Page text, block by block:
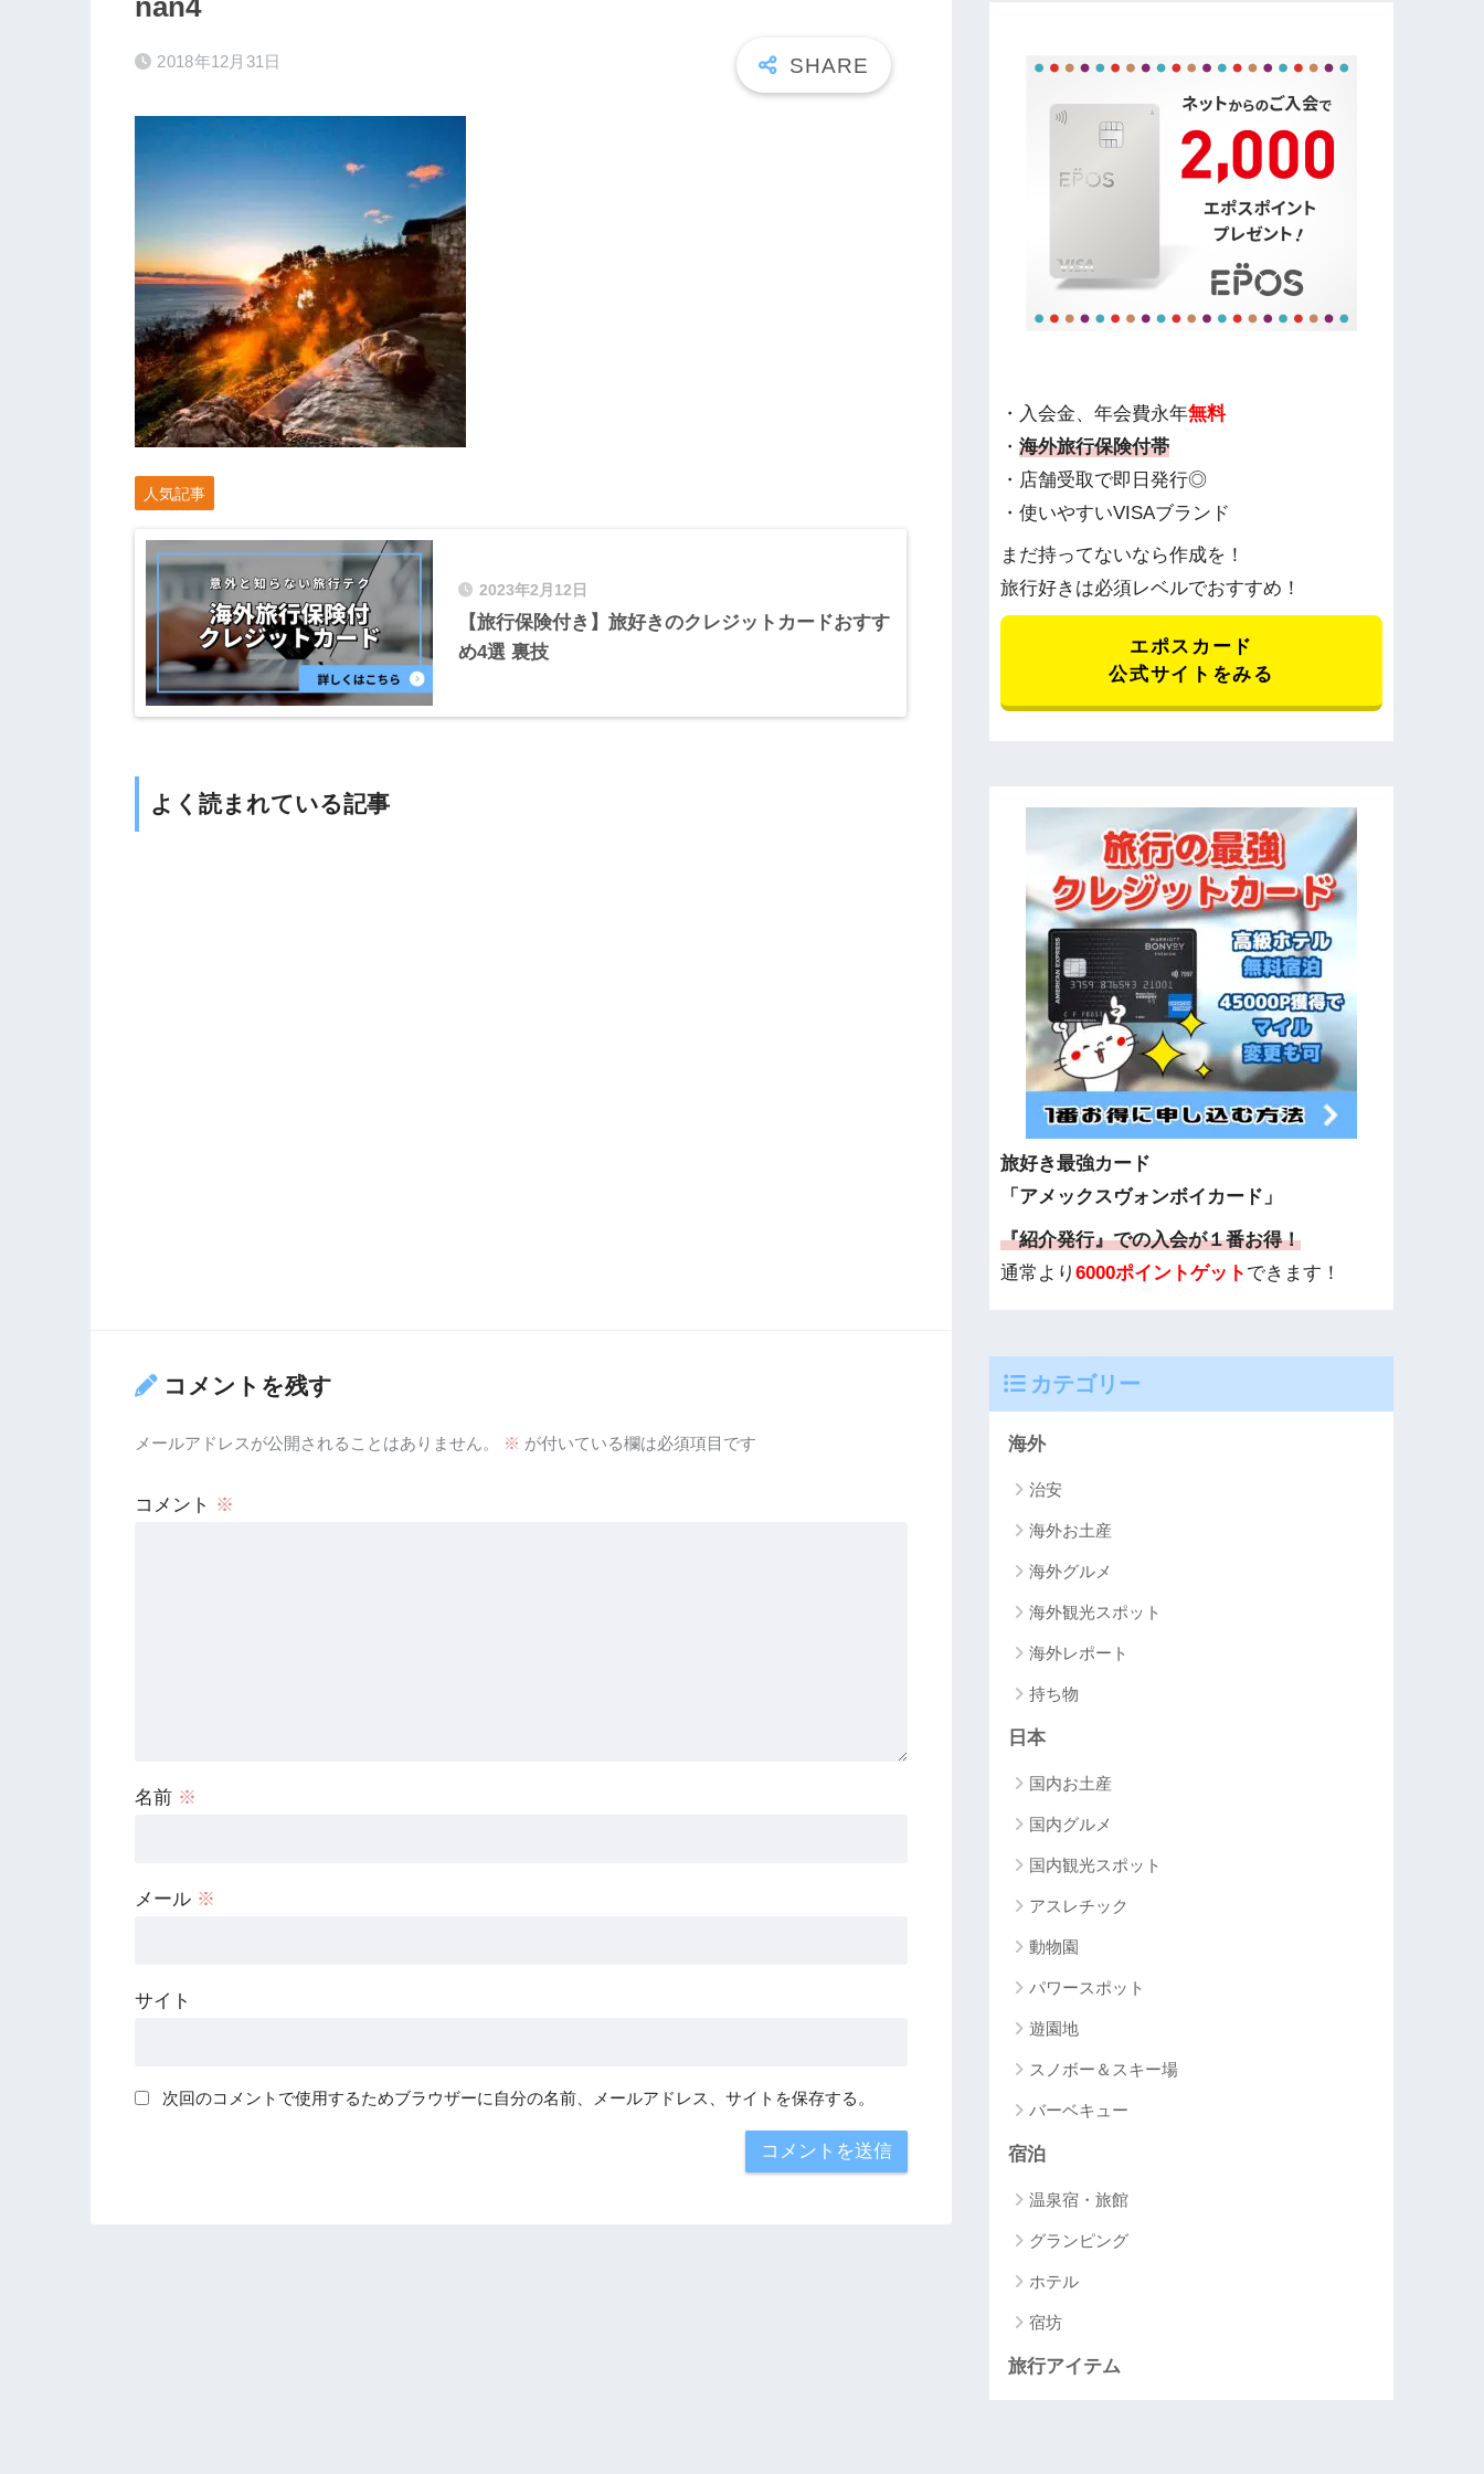
nan4
2018年12月31日
人気記事
2023年2月12日
【旅行保険付き】旅好きのクレジットカードおすす
め4選 裏技
よく読まれている記事
コメントを残す
メールアドレスが公開されることはありません。 ※ が付いている欄は必須項目です
コメント ※
名前 ※
メール ※
サイト
次回のコメントで使用するためブラウザーに自分の名前、メールアドレス、サイトを保存する。
・入会金、年会費永年無料
・海外旅行保険付帯
・店舗受取で即日発行◎
・使いやすいVISAブランド
まだ持ってないなら作成を！
旅行好きは必須レベルでおすすめ！
エポスカード
公式サイトをみる
旅好き最強カード
「アメックスヴォンボイカード」
『紹介発行』での入会が１番お得！
通常より6000ポイントゲット できます！
カテゴリー
海外
治安
海外お土産
海外グルメ
海外観光スポット
海外レポート
持ち物
日本
国内お土産
国内グルメ
国内観光スポット
アスレチック
動物園
パワースポット
遊園地
スノボー＆スキー場
バーベキュー
宿泊
温泉宿・旅館
グランピング
ホテル
宿坊
旅行アイテム